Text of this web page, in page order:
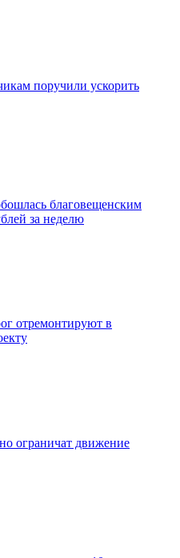
поручили ускорить
благовещенским
за неделю
отремонтируют в
ограничат движение